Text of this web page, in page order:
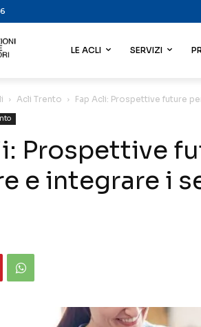
LE ACLI SERVIZI
Acli Trento Fap Acli: Prospettive future
Prospettive
e integrare i